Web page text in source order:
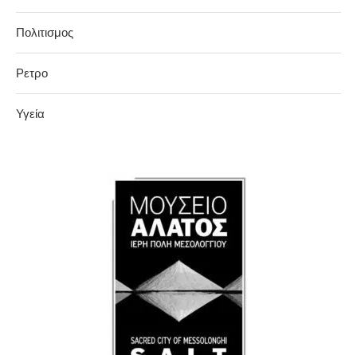
Πολιτισμος
Ρετρο
Υγεία